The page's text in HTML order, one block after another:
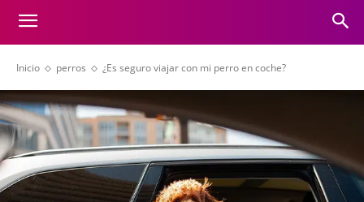
Inicio perros ¿Es seguro viajar con mi perro en coche?